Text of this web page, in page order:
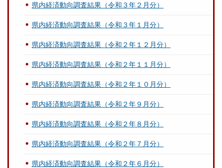
県内経済動向調査結果（令和３年２月分）
県内経済動向調査結果（令和３年１月分）
県内経済動向調査結果（令和２年１２月分）
県内経済動向調査結果（令和２年１１月分）
県内経済動向調査結果（令和２年１０月分）
県内経済動向調査結果（令和２年９月分）
県内経済動向調査結果（令和２年８月分）
県内経済動向調査結果（令和２年７月分）
県内経済動向調査結果（令和２年６月分）